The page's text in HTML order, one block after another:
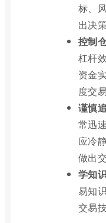
标、
出决策
控制
杠杆
资金
度交
谨慎
常迅
应冷
做出
学知
易知
交易